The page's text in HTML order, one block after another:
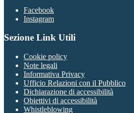
Facebook
Instagram
Sezione Link Utili
Cookie policy
Note legali
Informativa Privacy
Ufficio Relazioni con il Pubblico
Dichiarazione di accessibilità
Obiettivi di accessibilità
Whistleblowing